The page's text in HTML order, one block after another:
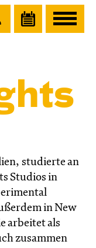
studierte an
Studios in
in New
arbeitet als
zusammen